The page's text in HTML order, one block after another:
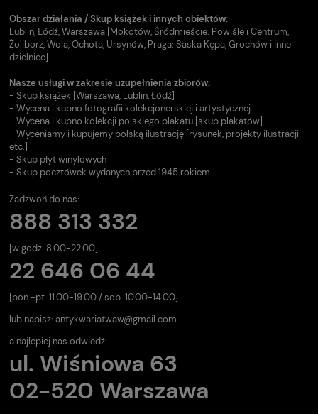
Obszar działania / Skup książek i innych obiektów:
Lublin, Łódź, Warszawa [Mokotów, Śródmieście: Powiśle i Centrum,
Żoliborz, Wola, Ochota, Ursynów, Praga: Saska Kępa, Grochów i inne
dzielnice].
Nasze usługi w zakresie uzupełnienia zbiorów:
- Skup książek [Warszawa, Lublin, Łódź]
- Wycena i kupno fotografii kolekcjonerskiej i artystycznej
- Wycena i kupno kolekcji polskiego plakatu [skup plakatów]
- Wyceniamy i kupujemy polską ilustrację [rysunek, projekty ilustracji
etc.]
- Skup płyt winylowych
- Skup pocztówek wydanych przed 1945 rokiem
Zadzwoń do nas:
888 313 332
[w godz. 8.00-22.00]
22 646 06 44
[pon.-pt. 11.00-19.00 / sob. 10.00-14.00].
lub napisz: antykwariatwaw@gmail.com
a najlepiej nas odwiedź:
ul. Wiśniowa 63
02-520 Warszawa